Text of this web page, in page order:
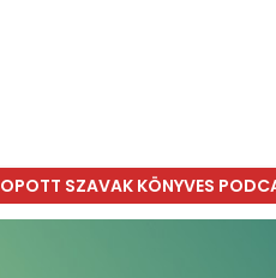
SZAVAK KÖNYVES